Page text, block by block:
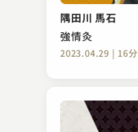
隅田川 馬石
強情灸
2023.04.29 | 16分
持参金
2023.11.11 | 26分